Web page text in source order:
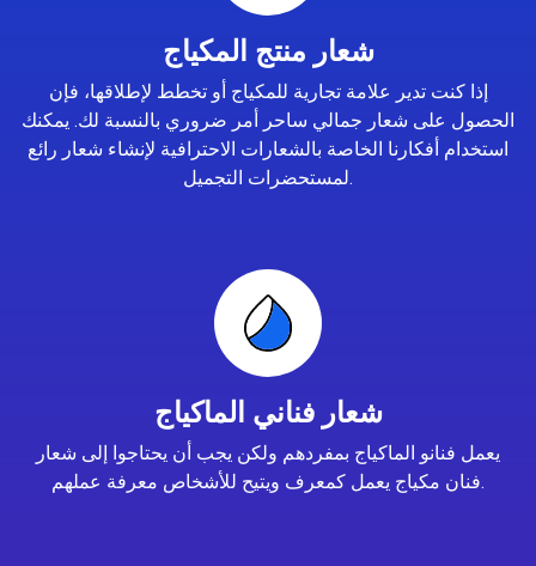
شعار منتج المكياج
إذا كنت تدير علامة تجارية للمكياج أو تخطط لإطلاقها، فإن
الحصول على شعار جمالي ساحر أمر ضروري بالنسبة لك. يمكنك
استخدام أفكارنا الخاصة بالشعارات الاحترافية لإنشاء شعار رائع
لمستحضرات التجميل.
شعار فناني الماكياج
يعمل فنانو الماكياج بمفردهم ولكن يجب أن يحتاجوا إلى شعار
فنان مكياج يعمل كمعرف ويتيح للأشخاص معرفة عملهم.